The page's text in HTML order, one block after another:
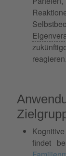
reagieren.
findet